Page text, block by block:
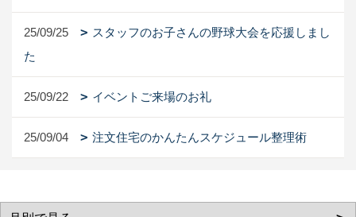
25/09/25
スタッフのお子さんの野球大会を応援しまし
た
25/09/22 イベントご来場のお礼
25/09/04 注文住宅のかんたんスケジュール整理術